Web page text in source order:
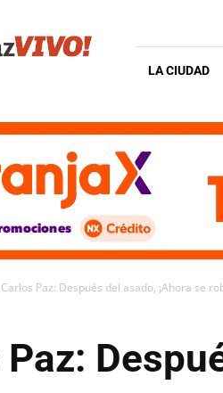
LA CIUDAD
Carlos Paz: Después del asado, ¡Ahora se